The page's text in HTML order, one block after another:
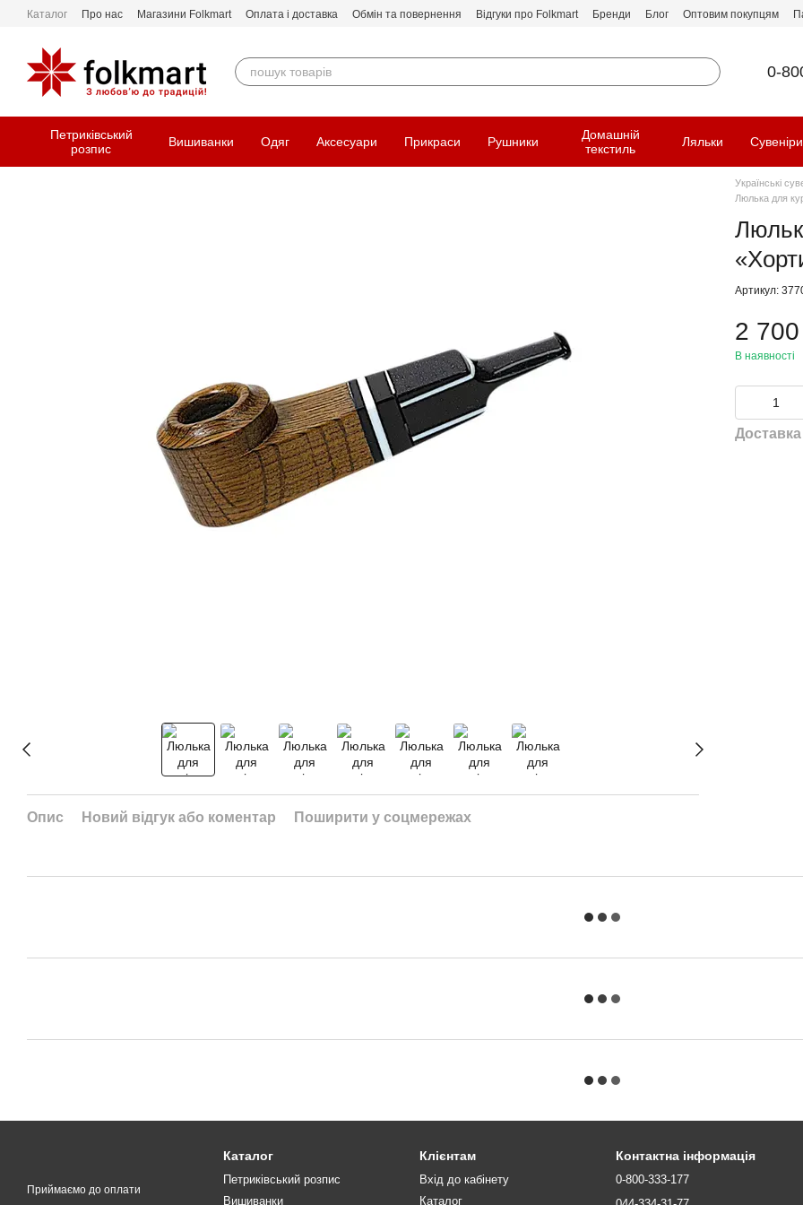
Перейти до основного контенту
Каталог Про нас Магазини Folkmart Оплата і доставка Обмін та повернення Відгуки про Folkmart Бренди Блог Оптовим покупцям
0-
Петриківський
розпис
Вишиванки Одяг Аксесуари Прикраси Рушники
Домашній
текстиль
Ляльки Сувеніри
Опис Новий відгук або коментар Поширити у соцмережах
Українські
Люлька для
Артикул:
2 700
В наявності
Доставка
Приймаємо до оплати
Каталог
Петриківський розпис
Вишиванки
Клієнтам
Вхід до кабінету
Каталог
Контактна інформація
0-800-333-177